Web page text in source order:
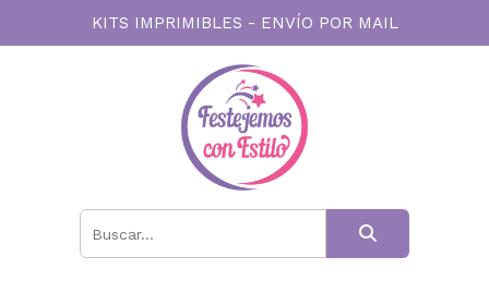
KITS IMPRIMIBLES - ENVÍO POR MAIL